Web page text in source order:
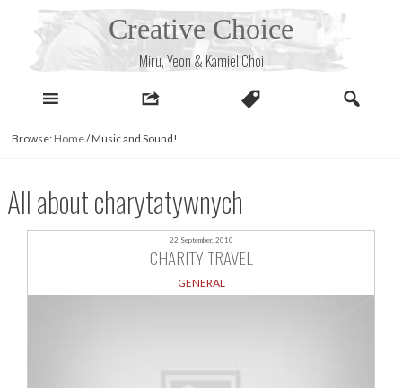
Creative Choice
Miru, Yeon & Kamiel Choi
Browse: Home/Music and Sound!
All about charytatywnych
22 September, 2010
CHARITY TRAVEL
GENERAL